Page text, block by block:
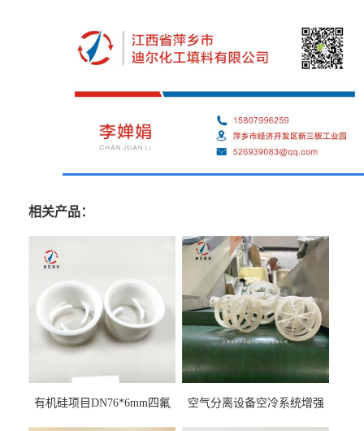
相关产品：
有机硅项目DN76*6mm四氟
空气分离设备空冷系统增强